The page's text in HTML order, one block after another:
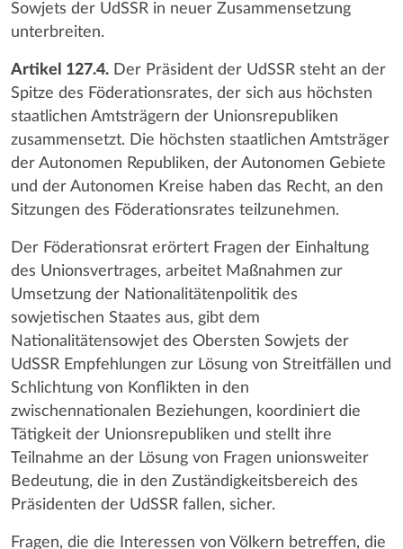
Sowjets der UdSSR in neuer Zusammensetzung
unterbreiten.
Artikel 127.4. Der Präsident der UdSSR steht an der
Spitze des Föderationsrates, der sich aus höchsten
staatlichen Amtsträgern der Unionsrepubliken
zusammensetzt. Die höchsten staatlichen Amtsträger
der Autonomen Republiken, der Autonomen Gebiete
und der Autonomen Kreise haben das Recht, an den
Sitzungen des Föderationsrates teilzunehmen.
Der Föderationsrat erörtert Fragen der Einhaltung
des Unionsvertrages, arbeitet Maßnahmen zur
Umsetzung der Nationalitätenpolitik des
sowjetischen Staates aus, gibt dem
Nationalitätensowjet des Obersten Sowjets der
UdSSR Empfehlungen zur Lösung von Streitfällen und
Schlichtung von Konflikten in den
zwischennationalen Beziehungen, koordiniert die
Tätigkeit der Unionsrepubliken und stellt ihre
Teilnahme an der Lösung von Fragen unionsweiter
Bedeutung, die in den Zuständigkeitsbereich des
Präsidenten der UdSSR fallen, sicher.
Fragen, die die Interessen von Völkern betreffen, die